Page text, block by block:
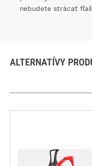
nebudete strácať
ALTERNATÍVY